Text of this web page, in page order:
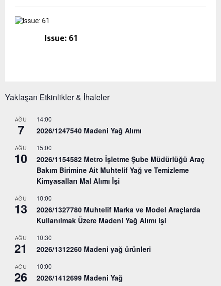
Issue: 61
Yaklaşan Etkinlikler & İhaleler
AĞU
7
14:00
2026/1247540 Madeni Yağ Alımı
AĞU
10
15:00
2026/1154582 Metro İşletme Şube Müdürlüğü Araç
Bakım Birimine Ait Muhtelif Yağ ve Temizleme
Kimyasalları Mal Alımı İşi
AĞU
13
10:00
2026/1327780 Muhtelif Marka ve Model Araçlarda
Kullanılmak Üzere Madeni Yağ Alımı işi
AĞU
21
10:30
2026/1312260 Madeni yağ ürünleri
AĞU
26
10:00
2026/1412699 Madeni Yağ